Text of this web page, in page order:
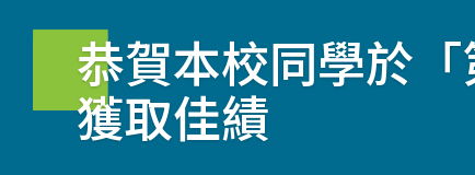
恭賀本校同學於
獲取佳績